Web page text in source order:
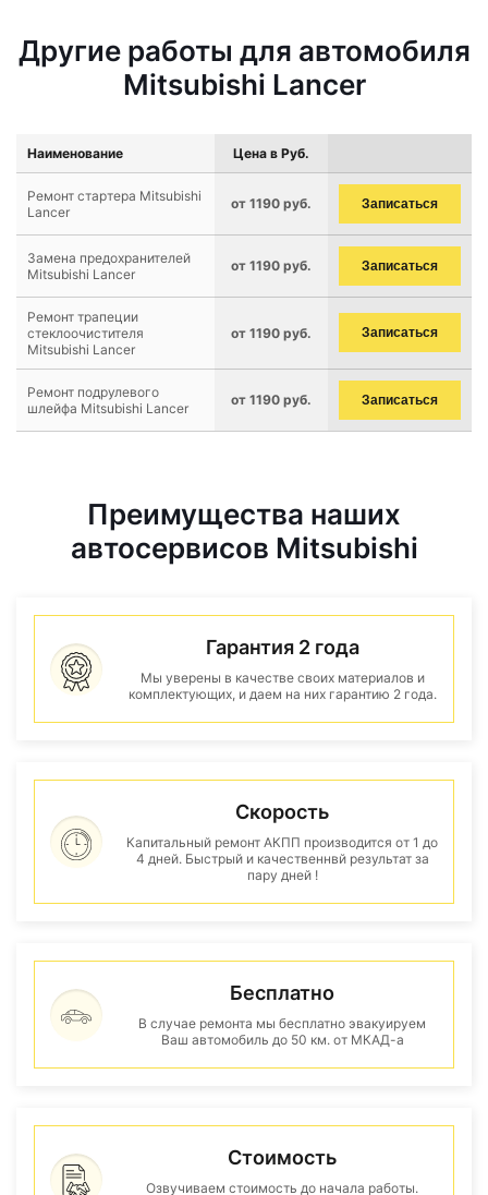
Другие работы для автомобиля
Mitsubishi Lancer
Наименование Цена в Руб.
Ремонт стартера Mitsubishi
Lancer
от 1190 руб. Записаться
Замена предохранителей
Mitsubishi Lancer
от 1190 руб. Записаться
Ремонт трапеции
стеклоочистителя
Mitsubishi Lancer
от 1190 руб. Записаться
Ремонт подрулевого
шлейфа Mitsubishi Lancer
от 1190 руб. Записаться
Преимущества наших
автосервисов Mitsubishi
Гарантия 2 года
Мы уверены в качестве своих материалов и
комплектующих, и даем на них гарантию 2 года.
Скорость
Капитальный ремонт АКПП производится от 1 до
4 дней. Быстрый и качественнвй результат за
пару дней !
Бесплатно
В случае ремонта мы бесплатно эвакуируем
Ваш автомобиль до 50 км. от МКАД-а
Стоимость
Озвучиваем стоимость до начала работы.